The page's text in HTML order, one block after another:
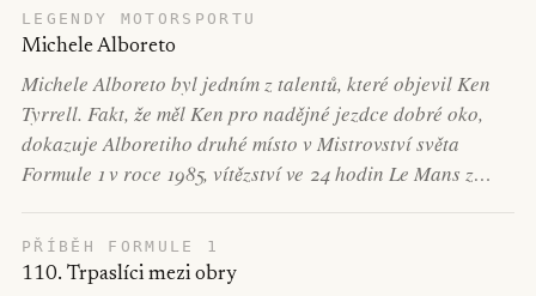
LEGENDY MOTORSPORTU
Michele Alboreto
Michele Alboreto byl jedním z talentů, které objevil Ken
Tyrrell. Fakt, že měl Ken pro nadějné jezdce dobré oko,
dokazuje Alboretiho druhé místo v Mistrovství světa
Formule 1 v roce 1985, vítězství ve 24 hodin Le Mans z…
PŘÍBĚH FORMULE 1
110. Trpaslíci mezi obry